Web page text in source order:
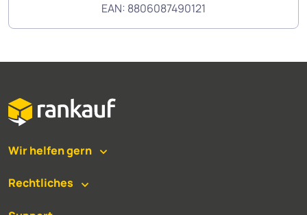
EAN: 8806087490121
Wir helfen gern
Rechtliches